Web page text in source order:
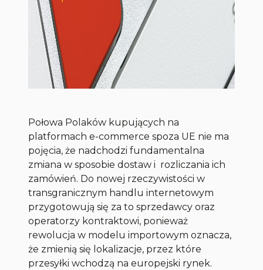
Połowa Polaków kupujących na
platformach e-commerce spoza UE nie ma
pojęcia, że nadchodzi fundamentalna
zmiana w sposobie dostaw i rozliczania ich
zamówień. Do nowej rzeczywistości w
transgranicznym handlu internetowym
przygotowują się za to sprzedawcy oraz
operatorzy kontraktowi, ponieważ
rewolucja w modelu importowym oznacza,
że zmienią się lokalizacje, przez które
przesyłki wchodzą na europejski rynek.